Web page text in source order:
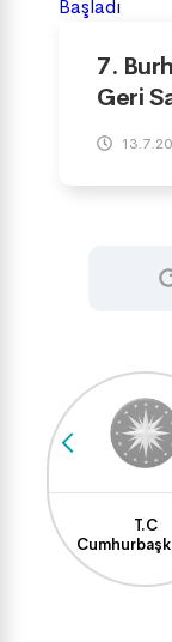
7.
Geri
T.C